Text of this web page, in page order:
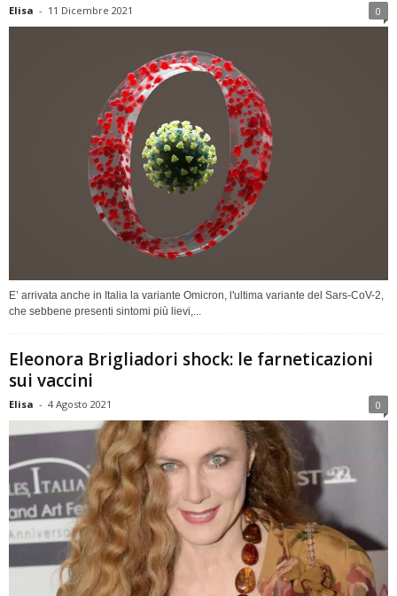
Elisa - 11 Dicembre 2021 0
E’ arrivata anche in Italia la variante Omicron, l'ultima variante del Sars-CoV-2,
che sebbene presenti sintomi più lievi,...
Eleonora Brigliadori shock: le farneticazioni
sui vaccini
Elisa - 4 Agosto 2021 0